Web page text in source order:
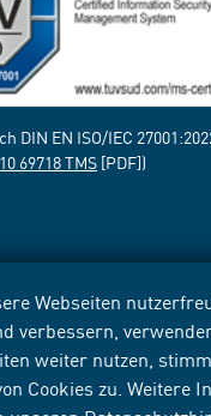
Webseiten
verbessern,
weiter nutzen,
Cookies zu. Weitere
DIN EN ISO/IEC
69718 TMS[PDF])